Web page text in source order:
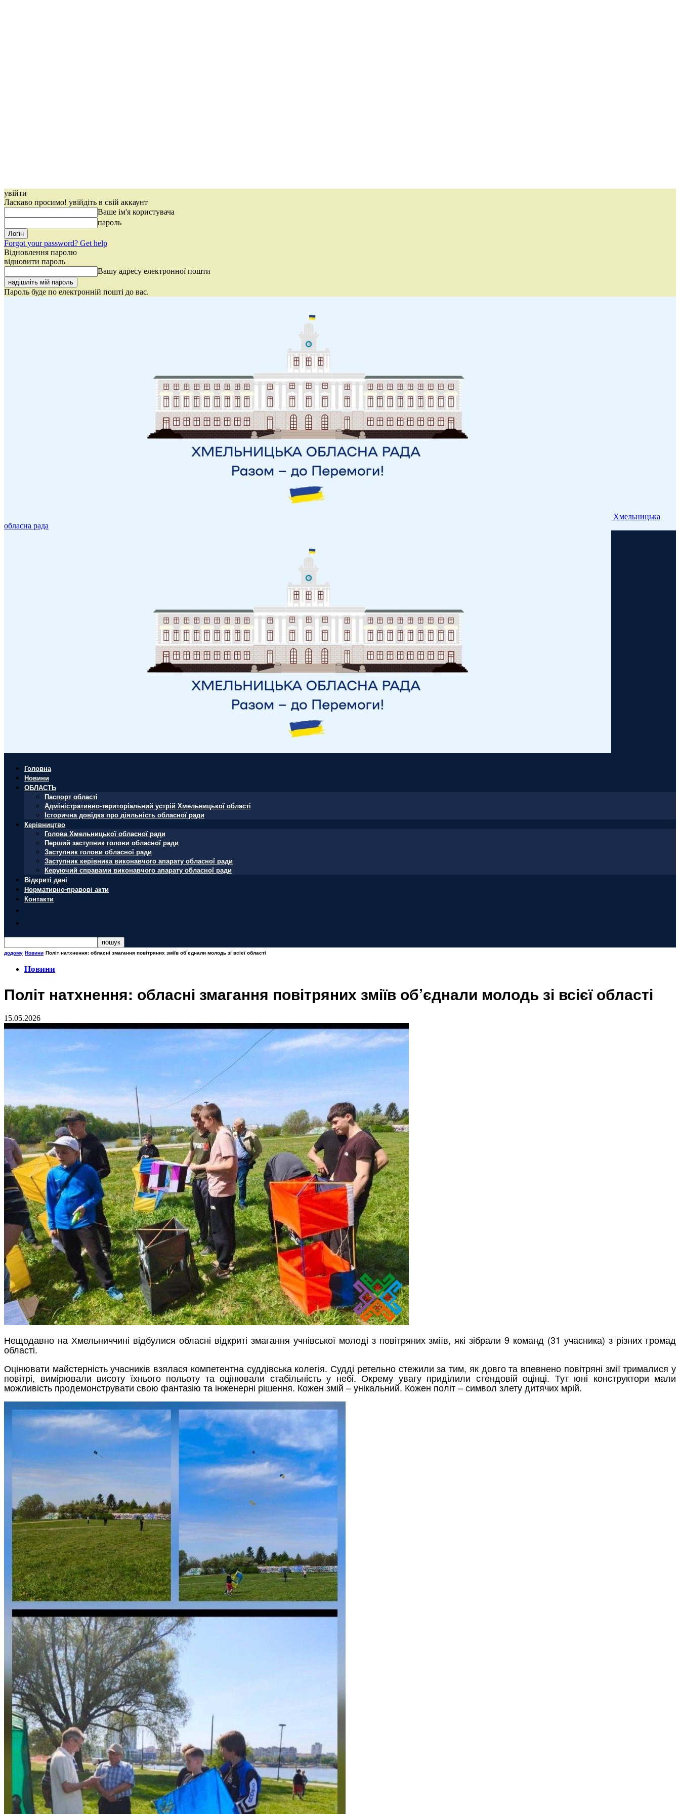
увійти
Ласкаво просимо! увійдіть в свій аккаунт
Ваше ім'я користувача
пароль
Forgot your password? Get help
Відновлення паролю
відновити пароль
Вашу адресу електронної пошти
Пароль буде по електронній пошті до вас.
Хмельницька
обласна рада
Головна
Новини
ОБЛАСТЬ
Паспорт області
Адміністративно-територіальний устрій Хмельницької області
Історична довідка про діяльність обласної ради
Керівництво
Голова Хмельницької обласної ради
Перший заступник голови обласної ради
Заступник голови обласної ради
Заступник керівника виконавчого апарату обласної ради
Керуючий справами виконавчого апарату обласної ради
Відкриті дані
Нормативно-правові акти
Контакти
додому Новини Політ натхнення: обласні змагання повітряних зміїв об’єднали молодь зі всієї області
Новини
Політ натхнення: обласні змагання повітряних зміїв об’єднали молодь зі всієї області
15.05.2026
Нещодавно на Хмельниччині відбулися обласні відкриті змагання учнівської молоді з повітряних зміїв, які зібрали 9 команд (31 учасника) з різних громад
області.
Оцінювати майстерність учасників взялася компетентна суддівська колегія. Судді ретельно стежили за тим, як довго та впевнено повітряні змії трималися у
повітрі, вимірювали висоту їхнього польоту та оцінювали стабільність у небі. Окрему увагу приділили стендовій оцінці. Тут юні конструктори мали
можливість продемонструвати свою фантазію та інженерні рішення. Кожен змій – унікальний. Кожен політ – символ злету дитячих мрій.